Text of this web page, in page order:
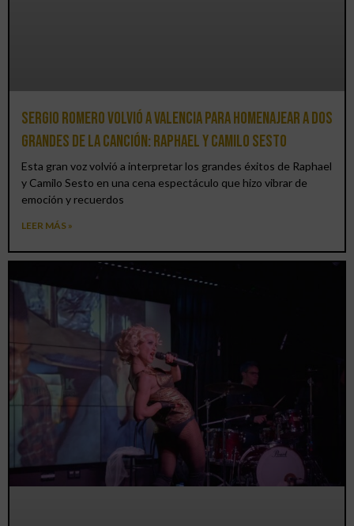
Sergio Romero volvió a Valencia para homenajear a dos
grandes de la canción: Raphael y Camilo Sesto
Esta gran voz volvió a interpretar los grandes éxitos de Raphael
y Camilo Sesto en una cena espectáculo que hizo vibrar de
emoción y recuerdos
LEER MÁS »